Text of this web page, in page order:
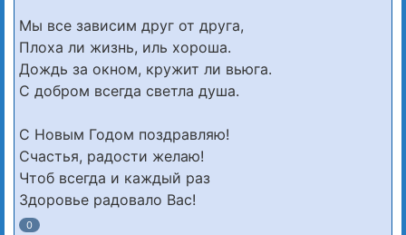
Мы все зависим друг от друга,
Плоха ли жизнь, иль хороша.
Дождь за окном, кружит ли вьюга.
С добром всегда светла душа.
С Новым Годом поздравляю!
Счастья, радости желаю!
Чтоб всегда и каждый раз
Здоровье радовало Вас!
0